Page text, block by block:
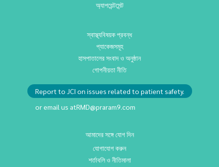
অ্যাপয়েন্টমেন্ট
স্বাস্থ্যবিষয়ক প্রবন্ধ
প্যাকেজসমূহ
হাসপাতালের সংবাদ ও অনুষ্ঠান
গোপনীয়তা নীতি
Report to JCI on issues related to patient safety.
or email us atRMD@praram9.com
আমাদের সঙ্গে যোগ দিন
যোগাযোগ করুন
শর্তাবলি ও নীতিমালা